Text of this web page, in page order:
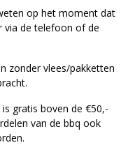
op het moment dat
via de telefoon of de
zonder vlees/pakketten
gratis boven de €50,-
van de bbq ook